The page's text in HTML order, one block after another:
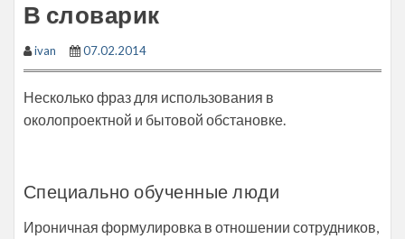
В словарик
ivan 07.02.2014
Несколько фраз для использования в
околопроектной и бытовой обстановке.
Специально обученные люди
Ироничная формулировка в отношении сотрудников,